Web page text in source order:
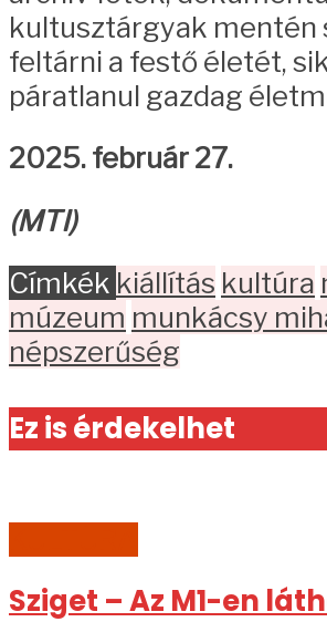
kultusztárgyak mentén
feltárni a festő életét,
páratlanul gazdag
2025. február 27.
(MTI)
Címkék kiállítás kultúra
múzeum munkácsy
népszerűség
Ez is érdekelhet
Sziget – Az M1-en